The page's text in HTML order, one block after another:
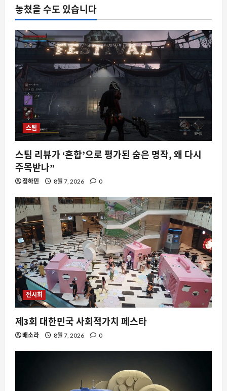
4
법무법인 태평양, 국내 대형 로펌 최초 전
사 챗GPT 엔터프라이즈 도입으로 촉발
된 법률계 AI 전환
8월 7, 2026 0
AI
YC 스타트업 스쿨에서 Gemini와 구글 AI
가 일상을 바꾸는 이유
8월 7, 2026
놓쳤을 수도 있습니다
스팀
스팀 리뷰가 ‘혼합’으로 평가된 숨은 명작, 왜 다시
주목받나”
정하민 8월 7, 2026 0
전시회
제3회 대한민국 사회적가치 페스타
배소라 8월 7, 2026 0